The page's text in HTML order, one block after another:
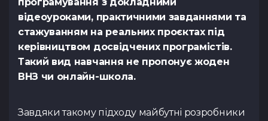
відеоуроками, практичними завданнями та
стажуванням на реальних проєктах під
керівництвом досвідчених програмістів.
Такий вид навчання не пропонує жоден
ВНЗ чи онлайн-школа.
Завдяки такому підходу майбутні розробники
Контакти